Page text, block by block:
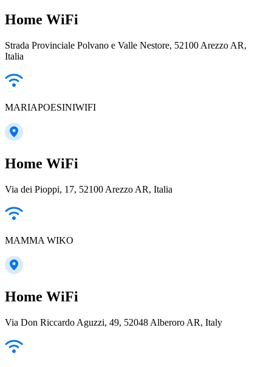
Home WiFi
Strada Provinciale Polvano e Valle Nestore, 52100 Arezzo AR,
Italia
MARIAPOESINIWIFI
Home WiFi
Via dei Pioppi, 17, 52100 Arezzo AR, Italia
MAMMA WIKO
Home WiFi
Via Don Riccardo Aguzzi, 49, 52048 Alberoro AR, Italy